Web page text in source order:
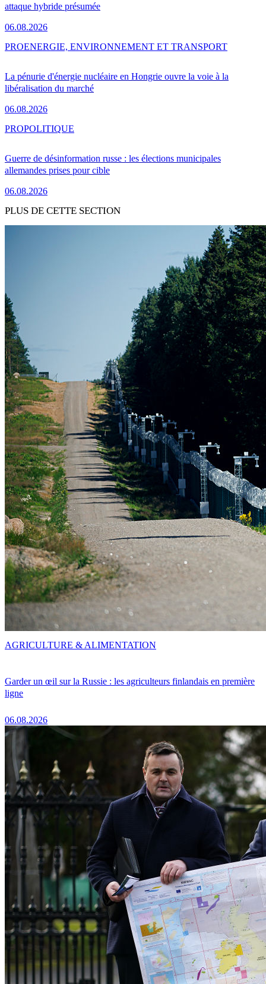
attaque hybride présumée
06.08.2026
La pénurie d'énergie nucléaire en Hongrie ouvre la voie à la
libéralisation du marché
06.08.2026
PROENERGIE, ENVIRONNEMENT ET TRANSPORT
Guerre de désinformation russe : les élections municipales
allemandes prises pour cible
06.08.2026
PROPOLITIQUE
PLUS DE CETTE SECTION
Garder un œil sur la Russie : les agriculteurs finlandais en première
ligne
06.08.2026
AGRICULTURE & ALIMENTATION